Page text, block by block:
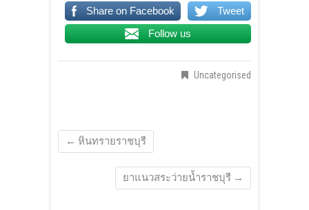
Share on Facebook
Tweet
Follow us
Uncategorised
← หินทรายราชบุรี
ยาแนวสระว่ายน้ำราชบุรี →